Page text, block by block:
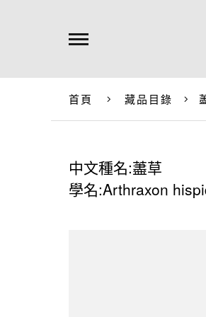
首頁 藏品目錄
中文種名:藎草
學名:Arthraxon